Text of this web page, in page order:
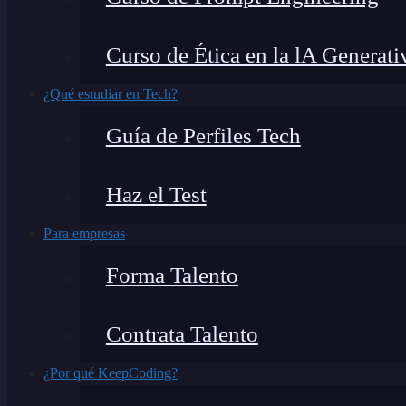
Curso de Ética en la lA
¿Qué estudiar en Tech?
Guía de Perfiles Tech
Haz el Test
Para empresas
Forma Talento
Contrata Talento
¿Por qué KeepCoding?